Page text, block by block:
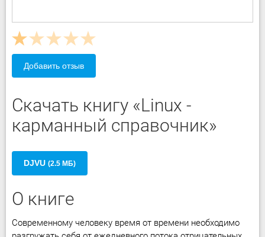
Добавить отзыв
Скачать книгу «Linux -
карманный справочник»
DJVU (2.5 МБ)
О книге
Современному человеку время от времени необходимо